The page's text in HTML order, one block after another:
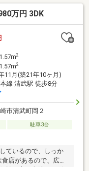
ま店舗や事務所とし
庫など多目的に活用
リフォームを楽しみ
おすすめ。駅近でこの
ください。
万円 3DK
2
2
11月(築21年10ヶ月)
本線 清武駅 徒歩8分
市清武町岡２
駐車3台
ているので、しっか
店があるので、広告